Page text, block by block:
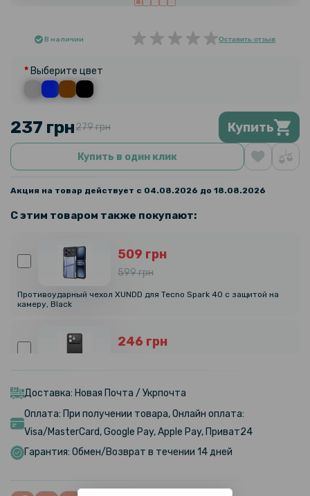
В наличии Оставить отзыв
Выберите цвет
237 грн279 грн Купить
Купить в один клик
Акция на товар действует с 04.08.2026 до 18.08.2026
С этим товаром также покупают:
509 грн
599 грн
Противоударный чехол XUNDD для Tecno Spark 40​​​ с защитой на
камеру, Black
246 грн
камеру
195 грн
229 грн
Доставка: Новая Почта / Укрпочта
Оплата: При получении товара, Онлайн оплата:
Visa/MasterCard, Google Pay, Apple Pay, Приват24
Гарантия: Обмен/Возврат в течении 14 дней